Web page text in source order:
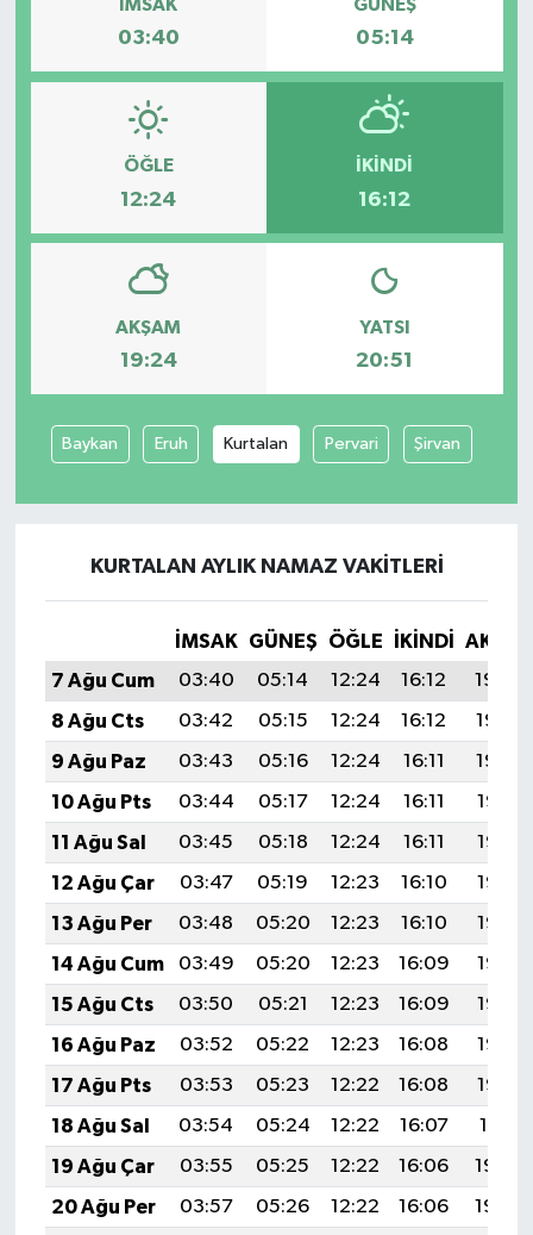
İMSAK
03:40
GÜNEŞ
05:14
ÖĞLE
12:24
İKINDI
16:12
AKŞAM
19:24
YATSI
20:51
Baykan Eruh Kurtalan Pervari Şirvan
KURTALAN AYLIK NAMAZ VAKITLERI
İMSAK GÜNEŞ ÖĞLE İKINDI
7 Ağu Cum
03:40 05:14 12:24 16:12
19:24
8 Ağu Cts
03:42 05:15 12:24 16:12
19:23
9 Ağu Paz
03:43 05:16 12:24 16:11
19:22
10 Ağu Pts
03:44 05:17 12:24 16:11
19:21
11 Ağu Sal
03:45 05:18 12:24 16:11
19:19
12 Ağu Çar
03:47 05:19 12:23 16:10
19:18
13 Ağu Per
03:48 05:20 12:23 16:10
19:17
14 Ağu Cum
03:49 05:20 12:23 16:09
19:16
15 Ağu Cts
03:50 05:21 12:23 16:09
19:15
16 Ağu Paz
03:52 05:22 12:23 16:08
19:13
17 Ağu Pts
03:53 05:23 12:22 16:08
19:12
18 Ağu Sal
03:54 05:24 12:22 16:07
19:11
19 Ağu Çar
03:55 05:25 12:22 16:06
19:09
20 Ağu Per
03:57 05:26 12:22 16:06
19:08